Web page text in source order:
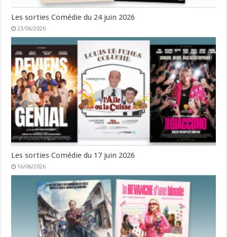
Les sorties Comédie du 24 juin 2026
23/06/2026
Les sorties Comédie du 17 juin 2026
16/06/2026